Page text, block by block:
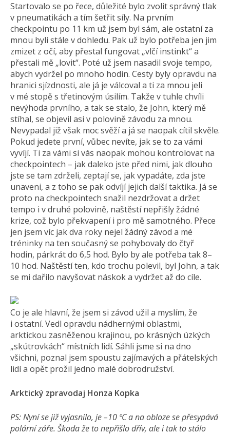
Startovalo se po řece, důležité bylo zvolit správný tlak
v pneumatikách a tím šetřit síly. Na prvním
checkpointu po 11 km už jsem byl sám, ale ostatní za
mnou byli stále v dohledu. Pak už bylo potřeba jen jim
zmizet z očí, aby přestal fungovat „vlčí instinkt“ a
přestali mě „lovit“. Poté už jsem nasadil svoje tempo,
abych vydržel po mnoho hodin. Cesty byly opravdu na
hranici sjízdnosti, ale já je válcoval a ti za mnou jeli
v mé stopě s třetinovým úsilím. Takže v tuhle chvíli
nevýhoda prvního, a tak se stalo, že John, který mě
stíhal, se objevil asi v polovině závodu za mnou.
Nevypadal již však moc svěží a já se naopak cítil skvěle.
Pokud jedete první, vůbec nevíte, jak se to za vámi
vyvíjí. Ti za vámi si vás naopak mohou kontrolovat na
checkpointech – jak daleko jste před nimi, jak dlouho
jste se tam zdrželi, zeptají se, jak vypadáte, zda jste
unaveni, a z toho se pak odvíjí jejich další taktika. Já se
proto na checkpointech snažil nezdržovat a držet
tempo i v druhé polovině, naštěstí nepřišly žádné
krize, což bylo překvapení i pro mě samotného. Přece
jen jsem víc jak dva roky nejel žádný závod a mé
tréninky na ten současný se pohybovaly do čtyř
hodin, párkrát do 6,5 hod. Bylo by ale potřeba tak 8–
10 hod. Naštěstí ten, kdo trochu polevil, byl John, a tak
se mi dařilo navyšovat náskok a vydržet až do cíle.
Co je ale hlavní, že jsem si závod užil a myslím, že
i ostatní. Vedl opravdu nádhernými oblastmi,
arktickou zasněženou krajinou, po krásných úzkých
„skútrovkách“ místních lidí. Sáhli jsme si na dno
všichni, poznal jsem spoustu zajímavých a přátelských
lidí a opět prožil jedno malé dobrodružství.
Arktický zpravodaj Honza Kopka
PS: Nyní se již vyjasnilo, je –10 ºC a na obloze se přesypává
polární záře. Škoda že to nepřišlo dřív, ale i tak to stálo